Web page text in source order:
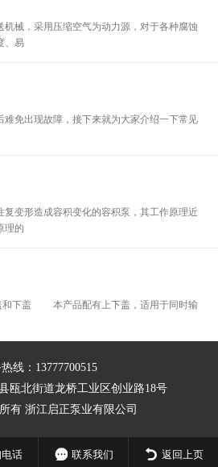
械，采用压缩空气为动力源，对于各种腐蚀
、易
免出现故障，接下来就为大家介绍一下常见
变形造成容积变化的容积泵，其工作原理近
理的
下盖 本产品配有上下盖，适用于同时输
线：13777700515
瓯北街道龙桥工业区创业路18号
有 浙江启正泵业有限公司
电话 联系我们 返回上页